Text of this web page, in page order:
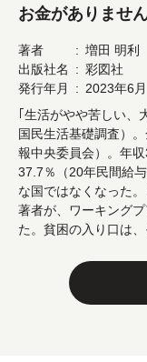
お金がありませ
著者
増田 明利
出版社名
彩図社
発行年月
2023年6月
｢生活がやや苦しい、
国民生活基礎調査）
報中央委員会）。年
37.7％（20年民間給
な国ではなくなった
著者が、ワーキング
た。貧困の入り口は、